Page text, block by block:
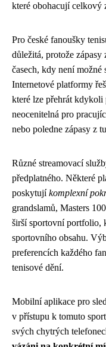
které obohacují celkový
Pro české fanoušky
důležitá, protože zápasy
časech, kdy není
Internetové platformy
které lze přehrát
neocenitelná pro
nebo poledne zápasy z
Různé streamovací
předplatného. Některé
poskytujíkomplexní
grandslamů, Masters
širší sportovní portfolio,
sportovního obsahu.
preferencích každého
tenisové dění.
Mobilní aplikace pro
v přístupu k tomuto
svých chytrých